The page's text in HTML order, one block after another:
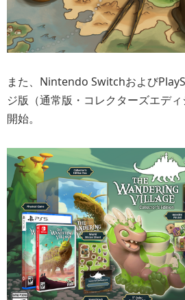
また、Nintendo Switchおよび
ジ版（通常版・コレクターズエデ
開始。